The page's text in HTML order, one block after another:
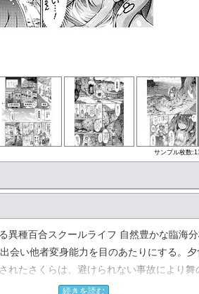
サンプル枚数
種百合スクールライフ 自然豊かな臨海
会い他者変身能力を目のあたりにする。
たさくらは、避けられない事故により
かい肢体へ絡みつき優位に立とうとする
続きを読む